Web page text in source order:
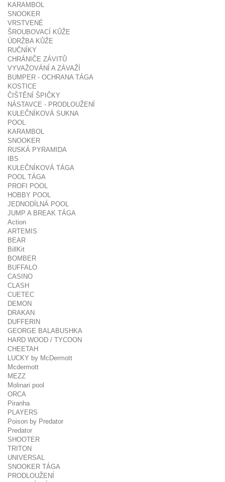
KARAMBOL
SNOOKER
VRSTVENÉ
ŠROUBOVACÍ KŮŽE
ÚDRŽBA KŮŽE
RUČNÍKY
CHRÁNIČE ZÁVITŮ
VYVAŽOVÁNÍ A ZÁVAŽÍ
BUMPER - OCHRANA TÁGA
KOSTICE
ČIŠTĚNÍ ŠPIČKY
NÁSTAVCE - PRODLOUŽENÍ
KULEČNÍKOVÁ SUKNA
POOL
KARAMBOL
SNOOKER
RUSKÁ PYRAMIDA
IBS
KULEČNÍKOVÁ TÁGA
POOL TÁGA
PROFI POOL
HOBBY POOL
JEDNODÍLNÁ POOL
JUMP A BREAK TÁGA
Action
ARTEMIS
BEAR
BillKit
BOMBER
BUFFALO
CASINO
CLASH
CUETEC
DEMON
DRAKAN
DUFFERIN
GEORGE BALABUSHKA
HARD WOOD / TYCOON
CHEETAH
LUCKY by McDermott
Mcdermott
MEZZ
Molinari pool
ORCA
Piranha
PLAYERS
Poison by Predator
Predator
SHOOTER
TRITON
UNIVERSAL
SNOOKER TÁGA
PRODLOUŽENÍ